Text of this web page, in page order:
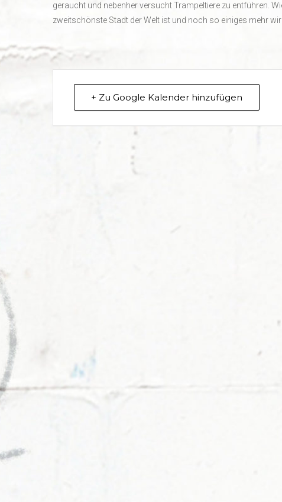
geraucht und nebenher versucht Trampeltiere zu entführen.
zweitschönste Stadt der Welt ist und noch so einiges mehr
+ Zu Google Kalender hinzufügen